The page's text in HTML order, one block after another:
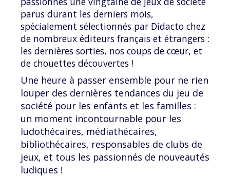
parus durant les derniers mois,
spécialement sélectionnés par Didacto chez
de nombreux éditeurs français et étrangers :
les dernières sorties, nos coups de cœur, et
de chouettes découvertes !
Une heure à passer ensemble pour ne rien
louper des dernières tendances du jeu de
société pour les enfants et les familles :
un moment incontournable pour les
ludothécaires, médiathécaires,
bibliothécaires, responsables de clubs de
jeux, et tous les passionnés de nouveautés
ludiques !